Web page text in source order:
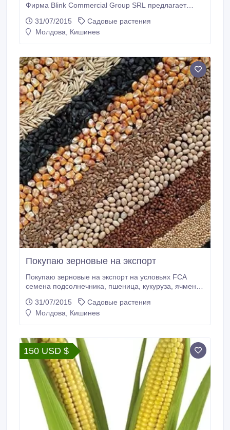
Фирма Blink Commercial Group SRL предлагает
корабле, быстрая доставка CAD Цена -179 USD FOB
(не обсуждается). Blink Commercial Group S. R. L.
31/07/2015
Садовые растения
Молдова, Кишинев
Покупаю зерновые на экспорт
Покупаю зерновые на экспорт на условьях FCA
семена подсолнечника, пшеница, кукуруза, ячмень,
Commercial Group S. R. L. Скайп ID :
blinkcommercialgroup; .
31/07/2015
Садовые растения
Молдова, Кишинев
150 USD $